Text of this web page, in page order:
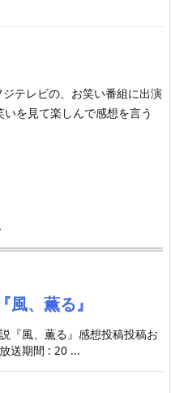
テレビの、お笑い番組に出演
を見て楽しんで感想を言う
、薫る』
『風、薫る』感想投稿投稿お
送期間 : 20 ...